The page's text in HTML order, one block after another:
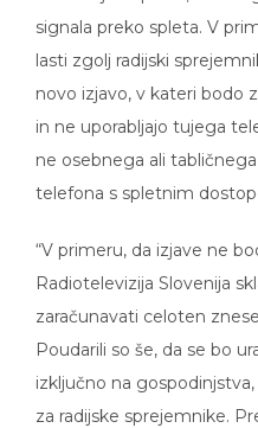
signala preko spleta. V
lasti zgolj radijski
novo izjavo, v kateri bodo
in ne uporabljajo tujega
ne osebnega ali
telefona s spletnim
“V primeru, da izjave ne
Radiotelevizija Slovenija
zaračunavati celoten
Poudarili so še, da se bo
izključno na
za radijske sprejemnike.